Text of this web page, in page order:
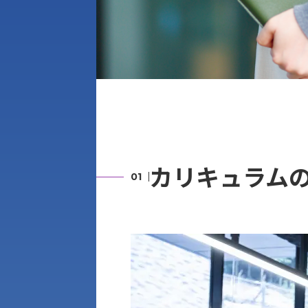
カリキュラム